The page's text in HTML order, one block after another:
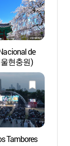
de
현충원)
Tambores